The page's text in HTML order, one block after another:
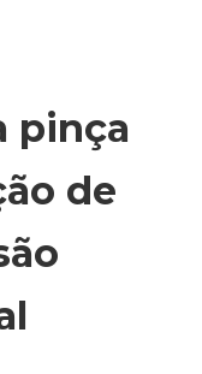
pinça
de